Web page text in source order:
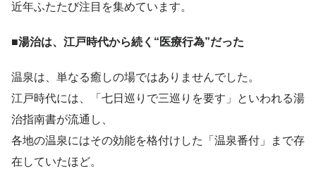
近年ふたたび注目を集めています。
■湯治は、江戸時代から続く“医療行為”だった
温泉は、単なる癒しの場ではありませんでした。
江戸時代には、「七日巡りで三巡りを要す」といわれる湯
治指南書が流通し、
各地の温泉にはその効能を格付けした「温泉番付」まで存
在していたほど。